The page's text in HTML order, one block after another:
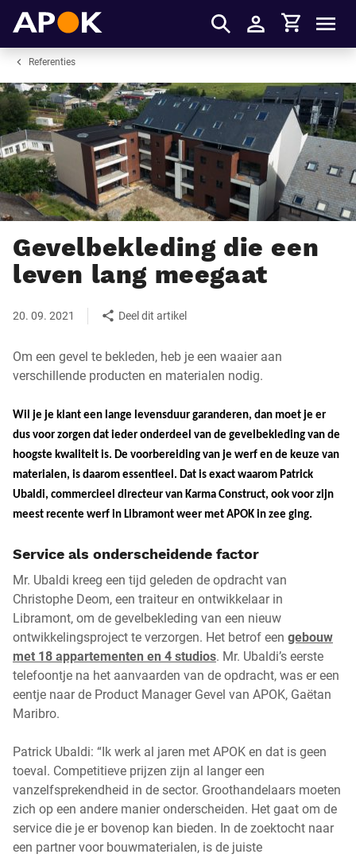
Inloggen
Winkelmandje
Referenties
Gevelbekleding die een
leven lang meegaat
20. 09. 2021 Deel dit artikel
Om een gevel te bekleden, heb je een waaier aan
verschillende producten en materialen nodig.
Wil je je klant een lange levensduur garanderen, dan moet je er
dus voor zorgen dat ieder onderdeel van de gevelbekleding van de
hoogste kwaliteit is. De voorbereiding van je werf en de keuze van
materialen, is daarom essentieel. Dat is exact waarom Patrick
Ubaldi, commercieel directeur van Karma Construct, ook voor zijn
meest recente werf in Libramont weer met APOK in zee ging.
Service als onderscheidende factor
Mr. Ubaldi kreeg een tijd geleden de opdracht van
Christophe Deom, een traiteur en ontwikkelaar in
Libramont, om de gevelbekleding van een nieuw
ontwikkelingsproject te verzorgen. Het betrof een gebouw
met 18 appartementen en 4 studios. Mr. Ubaldi’s eerste
telefoontje na het aanvaarden van de opdracht, was er een
eentje naar de Product Manager Gevel van APOK, Gaëtan
Maribro.
Patrick Ubaldi: “Ik werk al jaren met APOK en dat is geen
toeval. Competitieve prijzen zijn al langer een
vanzelfsprekendheid in de sector. Groothandelaars moeten
zich op een andere manier onderscheiden. Het gaat om de
service die je er bovenop kan bieden. In de zoektocht naar
een partner voor bouwmaterialen, is de juiste